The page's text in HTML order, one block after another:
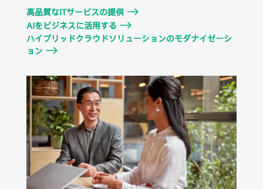
高品質なITサービスの提供
AIをビジネスに活用する
ハイブリッドクラウドソリューションのモダナイゼーシ
ョン